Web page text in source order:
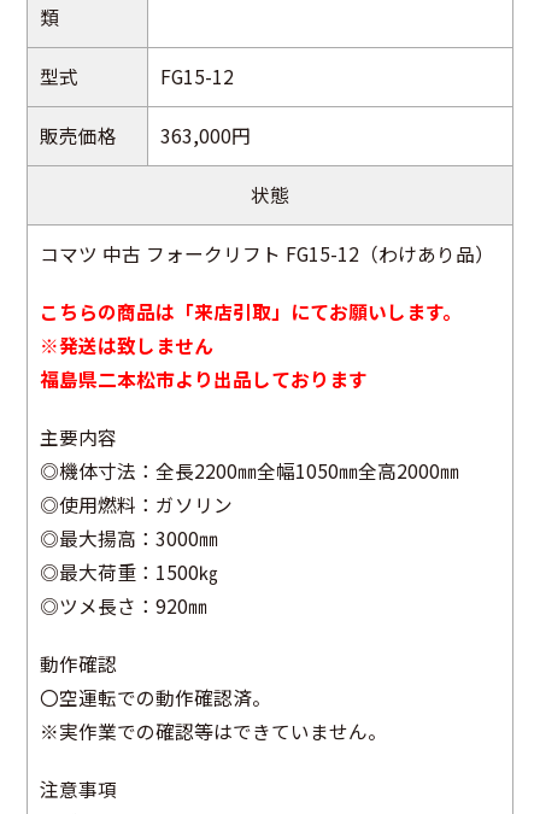
類
型式 FG15-12
販売価格 363,000円
状態
コマツ 中古 フォークリフト FG15-12（わけあり品）
こちらの商品は「来店引取」にてお願いします。
※発送は致しません
福島県二本松市より出品しております
主要内容
◎機体寸法：全長2200㎜全幅1050㎜全高2000㎜
◎使用燃料：ガソリン
◎最大揚高：3000㎜
◎最大荷重：1500㎏
◎ツメ長さ：920㎜
動作確認
〇空運転での動作確認済。
※実作業での確認等はできていません。
注意事項